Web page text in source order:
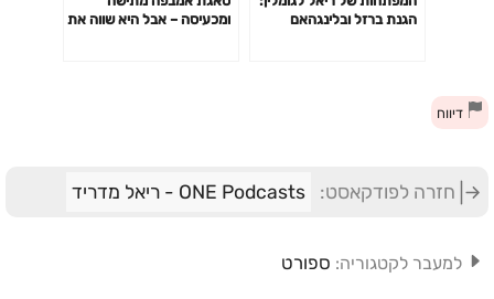
הגנת ברזל ובלינגהאם
ומכעיסה – אבל היא שווה את
דיווח
חזרה לפודקאסט: ONE Podcasts - ריאל מדריד
למעבר לקטגוריה: ספורט